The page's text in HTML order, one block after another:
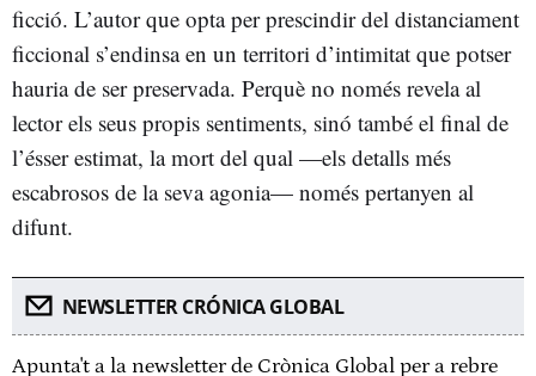
ficció. L’autor que opta per prescindir del distanciament
ficcional s’endinsa en un territori d’intimitat que potser
hauria de ser preservada. Perquè no només revela al
lector els seus propis sentiments, sinó també el final de
l’ésser estimat, la mort del qual —els detalls més
escabrosos de la seva agonia— només pertanyen al
difunt.
NEWSLETTER CRÓNICA GLOBAL
Apunta't a la newsletter de Crònica Global per a rebre